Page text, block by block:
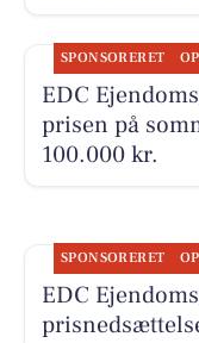
SPONSORERET
EDC
prisen på
100.000 kr.
SPONSORERET
EDC